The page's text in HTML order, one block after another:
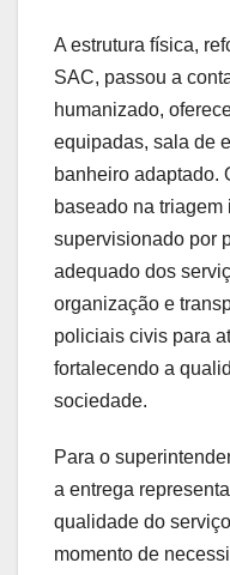
A estrutura física,
SAC, passou a
humanizado,
equipadas, sala de
banheiro adaptado.
baseado na
supervisionado por
adequado dos
organização e
policiais civis para
fortalecendo a
sociedade.
Para o
a entrega
qualidade do
momento de